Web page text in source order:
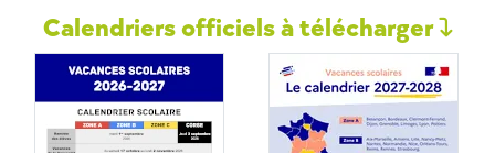
Calendriers officiels à télécharger